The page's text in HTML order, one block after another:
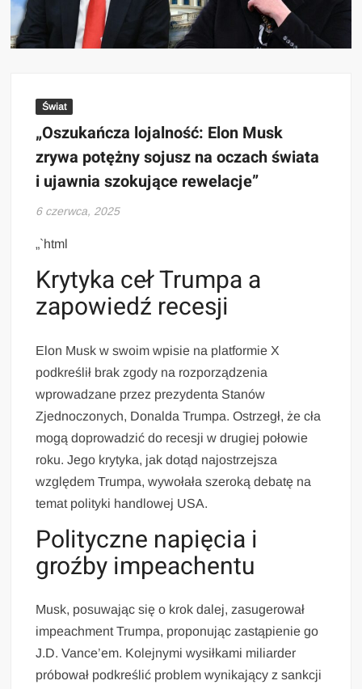
Świat
„Oszukańcza lojalność: Elon Musk
zrywa potężny sojusz na oczach świata
i ujawnia szokujące rewelacje”
6 czerwca, 2025
„`html
Krytyka ceł Trumpa a
zapowiedź recesji
Elon Musk w swoim wpisie na platformie X
podkreślił brak zgody na rozporządzenia
wprowadzane przez prezydenta Stanów
Zjednoczonych, Donalda Trumpa. Ostrzegł, że cła
mogą doprowadzić do recesji w drugiej połowie
roku. Jego krytyka, jak dotąd najostrzejsza
względem Trumpa, wywołała szeroką debatę na
temat polityki handlowej USA.
Polityczne napięcia i
groźby impeachentu
Musk, posuwając się o krok dalej, zasugerował
impeachment Trumpa, proponując zastąpienie go
J.D. Vance’em. Kolejnymi wysiłkami miliarder
próbował podkreślić problem wynikający z sankcji